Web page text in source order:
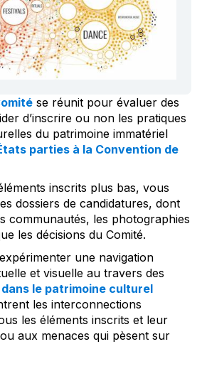
se réunit pour évaluer des
d’inscrire ou non les pratiques
du patrimoine immatériel
parties à la Convention de
inscrits plus bas, vous
dossiers de candidatures, dont
communautés, les photographies
les décisions du Comité.
une navigation
et visuelle au travers des
dans le patrimoine culturel
les interconnections
les éléments inscrits et leur
aux menaces qui pèsent sur